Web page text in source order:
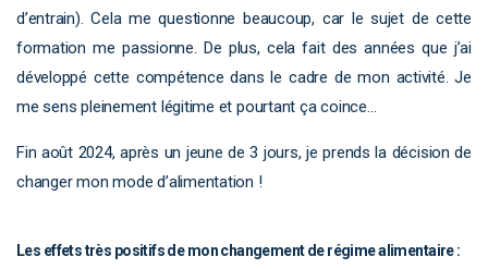
d’entrain). Cela me questionne beaucoup, car le sujet de cette
formation me passionne. De plus, cela fait des années que j’ai
développé cette compétence dans le cadre de mon activité. Je
me sens pleinement légitime et pourtant ça coince…
Fin août 2024, après un jeune de 3 jours, je prends la décision de
changer mon mode d’alimentation !
Les effets très positifs de mon changement de régime alimentaire :